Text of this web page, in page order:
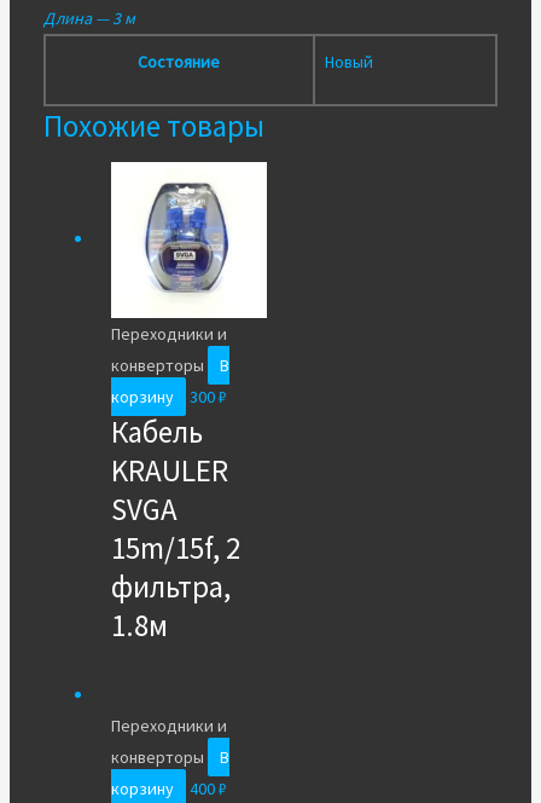
Длина — 3 м
Состояние
Новый
Похожие товары
Переходники и
конверторы
В
корзину
300₽
Кабель
KRAULER
SVGA
15m/15f, 2
фильтра,
1.8м
Переходники и
конверторы
В
корзину
400₽